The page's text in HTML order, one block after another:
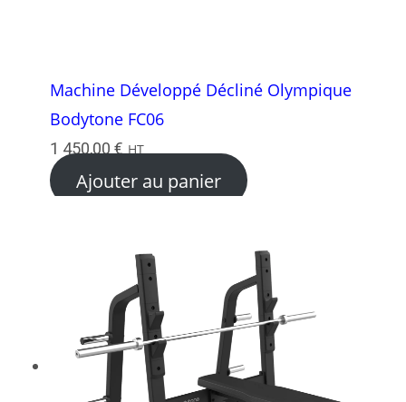
Machine Développé Décliné Olympique
Bodytone FC06
1 450,00 € HT
Ajouter au panier